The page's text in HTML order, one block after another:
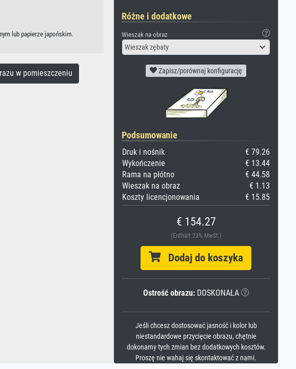
lub papierze japońskim.
w pomieszczeniu
Różne i dodatkowe
Wieszak na obraz
Wieszak zębaty
Zapisz/porównaj konfigurację
Podsumowanie
Druk i nośnik
€ 79.26
Wykończenie
€ 13.44
Rama na płótno
€ 44.58
Wieszak na obraz
€ 1.13
Koszty licencjonowania
€ 15.85
€ 154.27
(Enthält 23% MwSt.)
Dodaj do koszyka
Ostrość obrazu:DOSKONAŁA
Jeśli chcesz dostosować jasność i kolor lub
niestandardowe przycięcie obrazu, chętnie
dokonamy tych zmian bez dodatkowych kosztów.
Proszę nie wahaj się skontaktować z nami.